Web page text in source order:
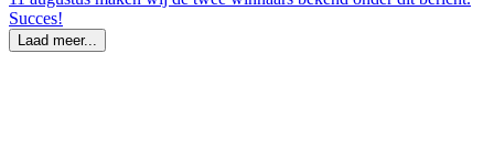
Laad meer...